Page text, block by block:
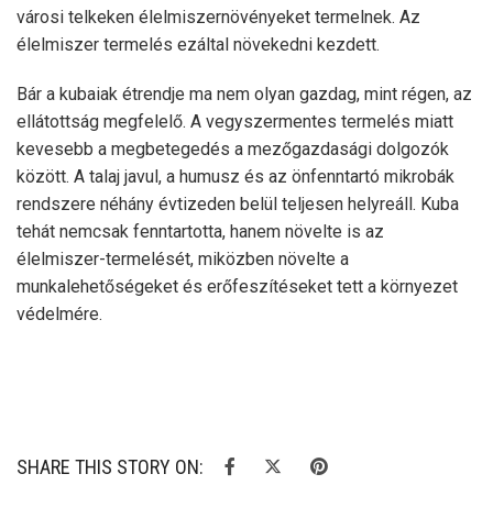
városi telkeken élelmiszernövényeket termelnek. Az
élelmiszer termelés ezáltal növekedni kezdett.
Bár a kubaiak étrendje ma nem olyan gazdag, mint régen, az
ellátottság megfelelő. A vegyszermentes termelés miatt
kevesebb a megbetegedés a mezőgazdasági dolgozók
között. A talaj javul, a humusz és az önfenntartó mikrobák
rendszere néhány évtizeden belül teljesen helyreáll. Kuba
tehát nemcsak fenntartotta, hanem növelte is az
élelmiszer-termelését, miközben növelte a
munkalehetőségeket és erőfeszítéseket tett a környezet
védelmére.
SHARE THIS STORY ON: